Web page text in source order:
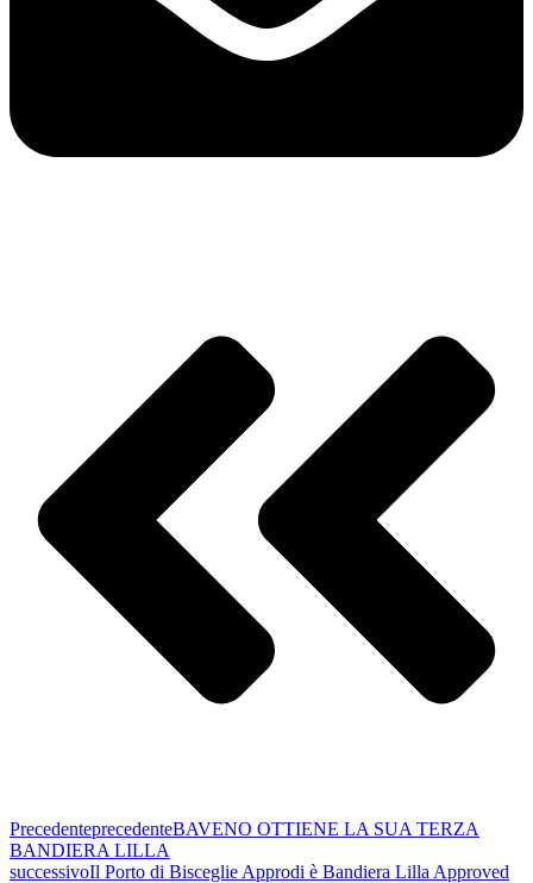
PrecedenteprecedenteBAVENO OTTIENE LA SUA TERZA
BANDIERA LILLA
successivoIl Porto di Bisceglie Approdi è Bandiera Lilla Approved